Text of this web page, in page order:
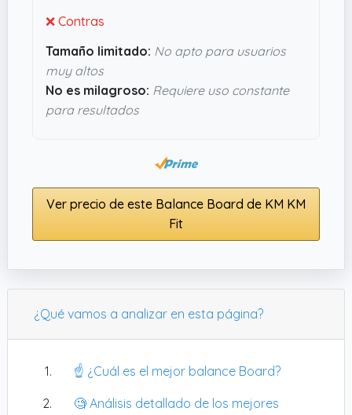
❌ Contras
Tamaño limitado: No apto para usuarios
muy altos
No es milagroso: Requiere uso constante
para resultados
Ver precio de este Balance Board de KM KM
Fit
¿Qué vamos a analizar en esta página?
☝️ ¿Cuál es el mejor balance Board?
🧐 Análisis detallado de los mejores